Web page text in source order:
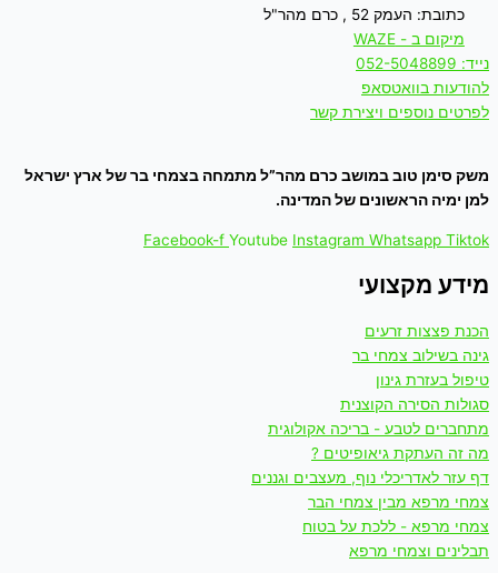
כתובת: העמק 52 , כרם מהר"ל
מיקום ב - WAZE
נייד: 052-5048899
להודעות בוואטסאפ
לפרטים נוספים ויצירת קשר
משק סימן טוב במושב כרם מהר”ל מתמחה בצמחי בר של ארץ ישראל
למן ימיה הראשונים של המדינה.
Facebook-f Youtube Instagram Whatsapp Tiktok
מידע מקצועי
הכנת פצצות זרעים
גינה בשילוב צמחי בר
טיפול בעזרת גינון
סגולות הסירה הקוצנית
מתחברים לטבע - בריכה אקולוגית
מה זה העתקת גיאופיטים ?
דף עזר לאדריכלי נוף, מעצבים וגננים
צמחי מרפא מבין צמחי הבר
צמחי מרפא - ללכת על בטוח
תבלינים וצמחי מרפא